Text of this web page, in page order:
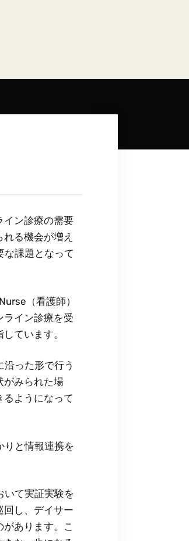
イン診療の需要
る機会が増え
な課題となって
（看護師）
ライン診療を受
ています。
った形で行う
がみられた場
ようになって
りと情報連携を
いて実証実験を
回し、デイサー
あります。こ